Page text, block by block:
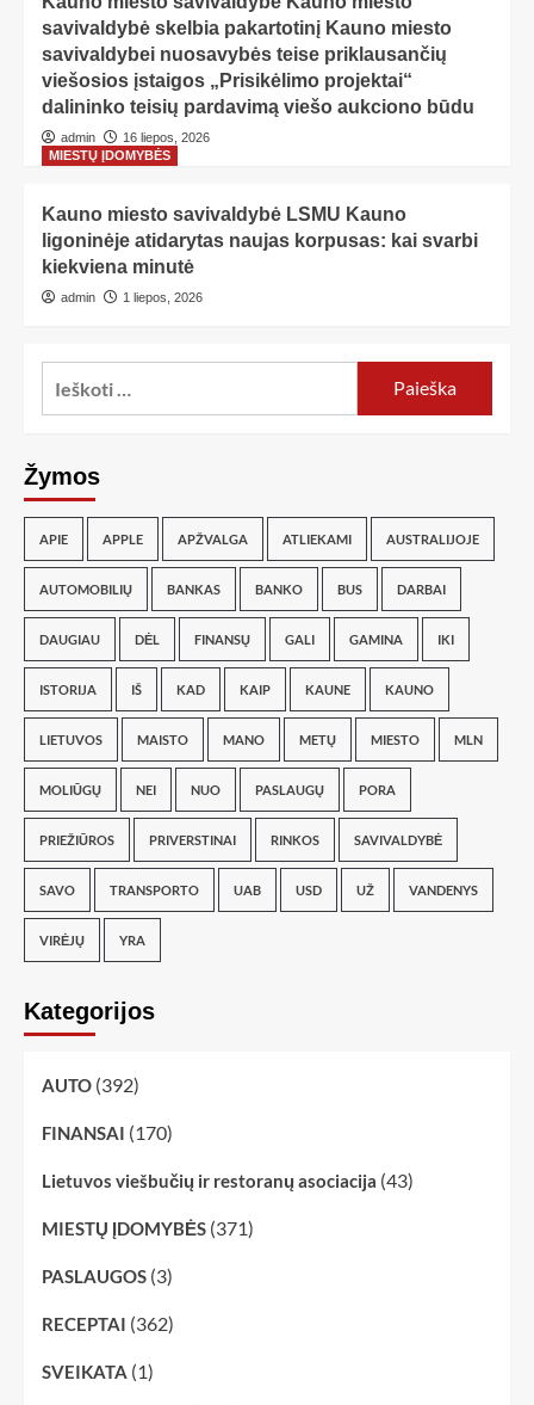
savivaldybė skelbia pakartotinį Kauno miesto
savivaldybei nuosavybės teise priklausančių
viešosios įstaigos „Prisikėlimo projektai“
dalininko teisių pardavimą viešo aukciono būdu
admin
16 liepos, 2026
MIESTŲ ĮDOMYBĖS
Kauno miesto savivaldybė LSMU Kauno
ligoninėje atidarytas naujas korpusas: kai svarbi
kiekviena minutė
admin 1 liepos, 2026
Žymos
APIE APPLE APŽVALGA ATLIEKAMI AUSTRALIJOJE
AUTOMOBILIŲ BANKAS BANKO BUS DARBAI
DAUGIAU DĖL FINANSŲ GALI GAMINA IKI
ISTORIJA IŠ KAD KAIP KAUNE KAUNO
LIETUVOS MAISTO MANO METŲ MIESTO MLN
MOLIŪGŲ NEI NUO PASLAUGŲ PORA
PRIEŽIŪROS PRIVERSTINAI RINKOS SAVIVALDYBĖ
SAVO TRANSPORTO UAB USD UŽ VANDENYS
VIRĖJŲ YRA
Kategorijos
AUTO (392)
FINANSAI (170)
Lietuvos viešbučių ir restoranų asociacija (43)
MIESTŲ ĮDOMYBĖS (371)
PASLAUGOS (3)
RECEPTAI (362)
SVEIKATA (1)